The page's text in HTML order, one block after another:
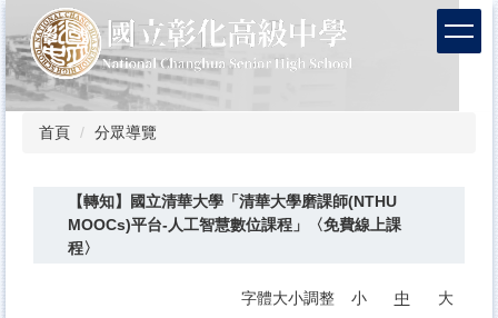
到
主
要
內
首頁 分眾導覽
【轉知】國立清華大學「清華大學磨課師(NTHU
MOOCs)平台-人工智慧數位課程」〈免費線上課
程〉
字體大小調整 小 中
大